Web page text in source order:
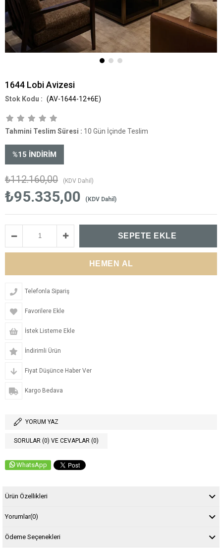
1644 Lobi Avizesi
(AV-1644-12+6E)
Tahmini Teslim Süresi : 10 Gün İçinde Teslim
%15 İNDIRIM
₺112.160,00 (KDV Dahil)
₺95.335,00 (KDV Dahil)
Telefonla Sipariş
Favorilere Ekle
İstek Listeme Ekle
İndirimli Ürün
Fiyat Düşünce Haber Ver
Kargo Bedava
YORUM YAZ
SORULAR (0) VE CEVAPLAR (0)
WhatsApp
Ürün Özellikleri
Yorumlar(0)
Ödeme Seçenekleri